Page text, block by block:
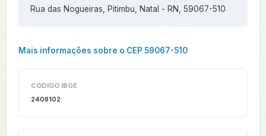
Rua das Nogueiras, Pitimbu, Natal - RN, 59067-510
Mais informações sobre o CEP 59067-510
CÓDIGO IBGE
2408102